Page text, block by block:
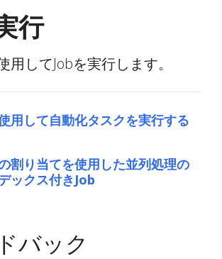
行
用してJobを実行します。
用して自動化タスクを実行する
割り当てを使用した並列処理の
ックス付きJob
バック